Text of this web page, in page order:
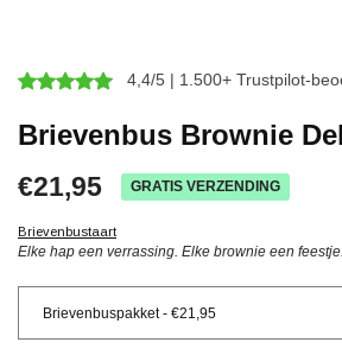
4,4/5 | 1.500+ Trustpilot-
Brievenbus Brownie
€21,95 GRATIS VERZENDING
Brievenbustaart
Elke hap een verrassing. Elke brownie een feestje.